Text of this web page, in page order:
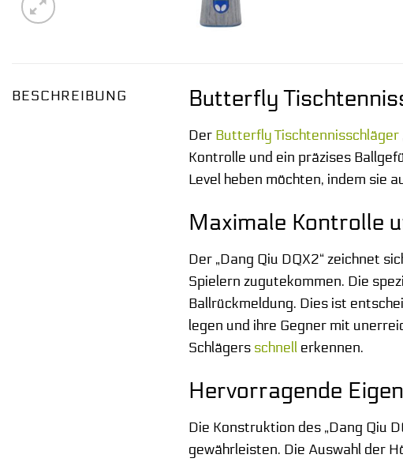
BESCHREIBUNG Butterfly
Der ButterflyTischtennisschläger
Kontrolle und ein präzises
Level heben möchten, indem sie
Maximale Kontrolle
Der „Dang Qiu DQX2“ zeichnet
Spielern zugutekommen. Die
Ballrückmeldung. Dies ist
legen und ihre Gegner mit
Schlägers schnell erkennen.
Hervorragende
Die Konstruktion des „Dang Qiu
gewährleisten. Die Auswahl der